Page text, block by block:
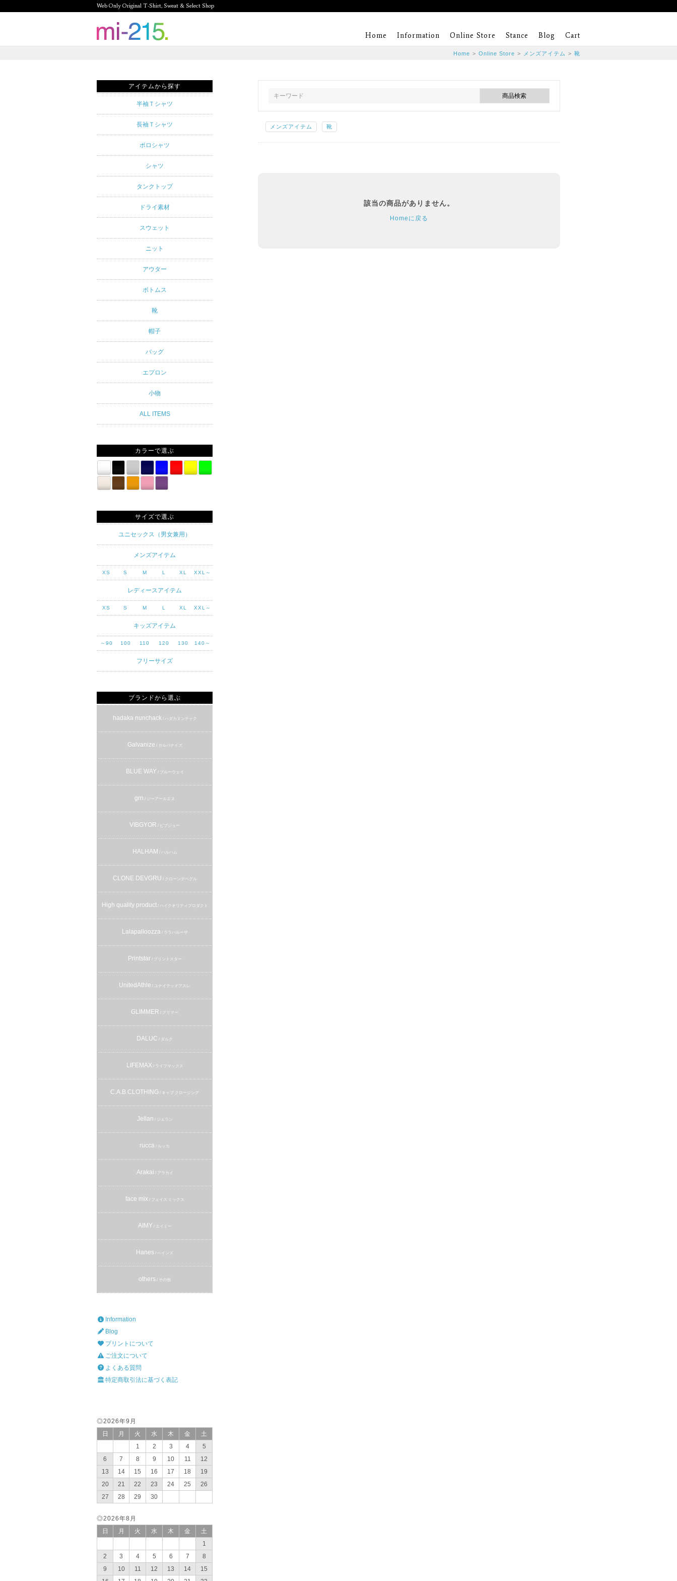
Web Only Original T-Shirt, Sweat & Select Shop
mi-215.
Original T-
Sweat &
Shop mi-
215. Tシャ
ツを中心と
したカジュ
アルスタイ
ルブランド
専門通販
Home Information Online Store Stance Blog Cart
Home > Online Store > メンズアイテム > 靴
メンズアイテム 靴
該当の商品がありません。
Homeに戻る
アイテムから探す
半袖Ｔシャツ
長袖Ｔシャツ
ポロシャツ
シャツ
タンクトップ
ドライ素材
スウェット
ニット
アウター
ボトムス
靴
帽子
バッグ
エプロン
小物
ALL ITEMS
カラーで選ぶ
サイズで選ぶ
ユニセックス（男女兼用）
メンズアイテム
XS S M L XL XXL～
レディースアイテム
XS S M L XL XXL～
キッズアイテム
～90 100 110 120 130 140～
フリーサイズ
ブランドから選ぶ
hadaka nunchack/ ハダカヌンチャク
Galvanize / ガルバナイズ
BLUE WAY / ブルーウェイ
grn / ジーアールエヌ
VIBGYOR / ビブジョー
HALHAM / ハルハム
CLONE DEVGRU / クローンデベグル
High quality product/ ハイクオリティプロダクト
Lalapalloozza/ ララパルーザ
Printstar / プリントスター
UnitedAthle / ユナイテッドアスレ
GLIMMER / グリマー
DALUC / ダルク
LIFEMAX / ライフマックス
C.A.B.CLOTHING / キャブ クロージング
Jellan / ジェラン
rucca / ルッカ
Arakai / アラカイ
face mix/ フェイス ミックス
AIMY / エイミー
Hanes / ヘインズ
others / その他
Information
Blog
プリントについて
ご注文について
よくある質問
特定商取引法に基づく表記
◎2026年9月
日
月 火 水 木 金
土
1
2 3 4
5
6
7 8 9 10 11
12
13
14 15 16 17 18
19
20
21 22 23 24 25
26
27
28 29 30
◎2026年8月
日
月 火 水 木 金
土
1
2
3 4 5 6 7
8
9
10 11 12 13 14
15